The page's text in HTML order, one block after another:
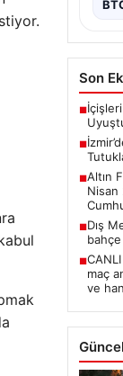
Son
■İçişleri
■
■Altın
Nisan
■Dış
bahçe
■CANLI
maç
ve
Güncel